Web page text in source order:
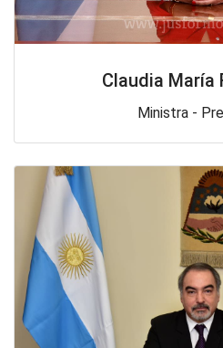
Claudia María
Ministra -